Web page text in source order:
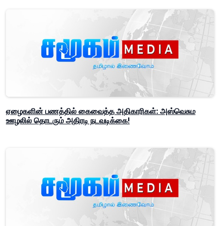
ஏழைகளின் பணத்தில் கைவைத்த அதிகாரிகள்: அஸ்வெசும
ஊழலில் தொடரும் அதிரடி நடவடிக்கை!